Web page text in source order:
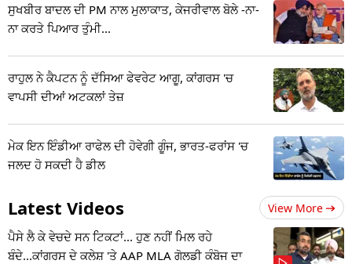
ਸੁਖਬੀਰ ਬਾਦਲ ਦੀ PM ਨਾਲ ਮੁਲਾਕਾਤ, ਕੇਜਰੀਵਾਲ ਬੋਲੇ -ਨਾ-
ਨਾ ਕਰਤੇ ਪਿਆਰ ਤੁੰਮੀ...
ਰਾਹੁਲ ਨੇ ਕੈਪਟਨ ਨੂੰ ਦੱਸਿਆ ਫੇਵਰੇਟ ਆਗੂ, ਕਾਂਗਰਸ 'ਚ
ਵਾਪਸੀ ਦੀਆਂ ਅਟਕਲਾਂ ਤੇਜ਼
ਮੇਕ ਇਨ ਇੰਡੀਆ ਰਾਫੇਲ ਦੀ ਹੋਵੇਗੀ ਗੂੰਜ, ਭਾਰਤ-ਫਰਾਂਸ 'ਚ
ਜਲਦ ਹੋ ਸਕਦੀ ਹੈ ਡੀਲ
Latest Videos View More
ਪੈਸੇ ਲੈ ਕੇ ਵੇਚਦੇ ਸਨ ਟਿਕਟਾਂ... ਹੁਣ ਨਹੀਂ ਮਿਲ ਰਹੇ
ਬੰਦੇ...ਕਾਂਗਰਸ ਦੇ ਕਲੇਸ਼ 'ਤੇ AAP MLA ਗੋਲਡੀ ਕੰਬੋਜ ਦਾ